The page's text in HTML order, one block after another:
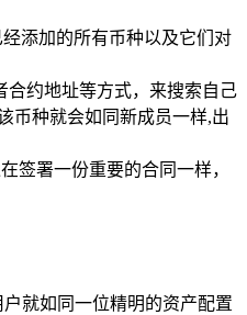
添加的所有币种以及它们对
合约地址等方式，来搜索自己
币种就会如同新成员一样,出
签署一份重要的合同一样，
就如同一位精明的资产配置